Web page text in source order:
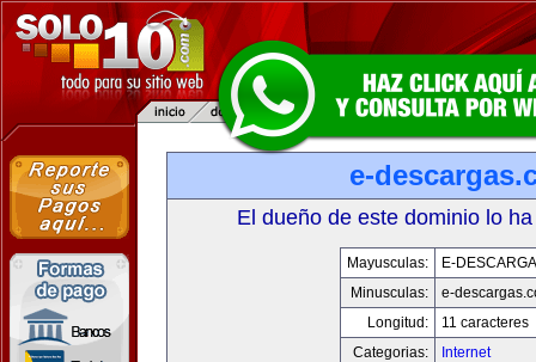
e-
El dueño de este dominio lo
Mayusculas:
E-
Minusculas:
e-
Longitud:
11 caracteres
Categorias:
Internet